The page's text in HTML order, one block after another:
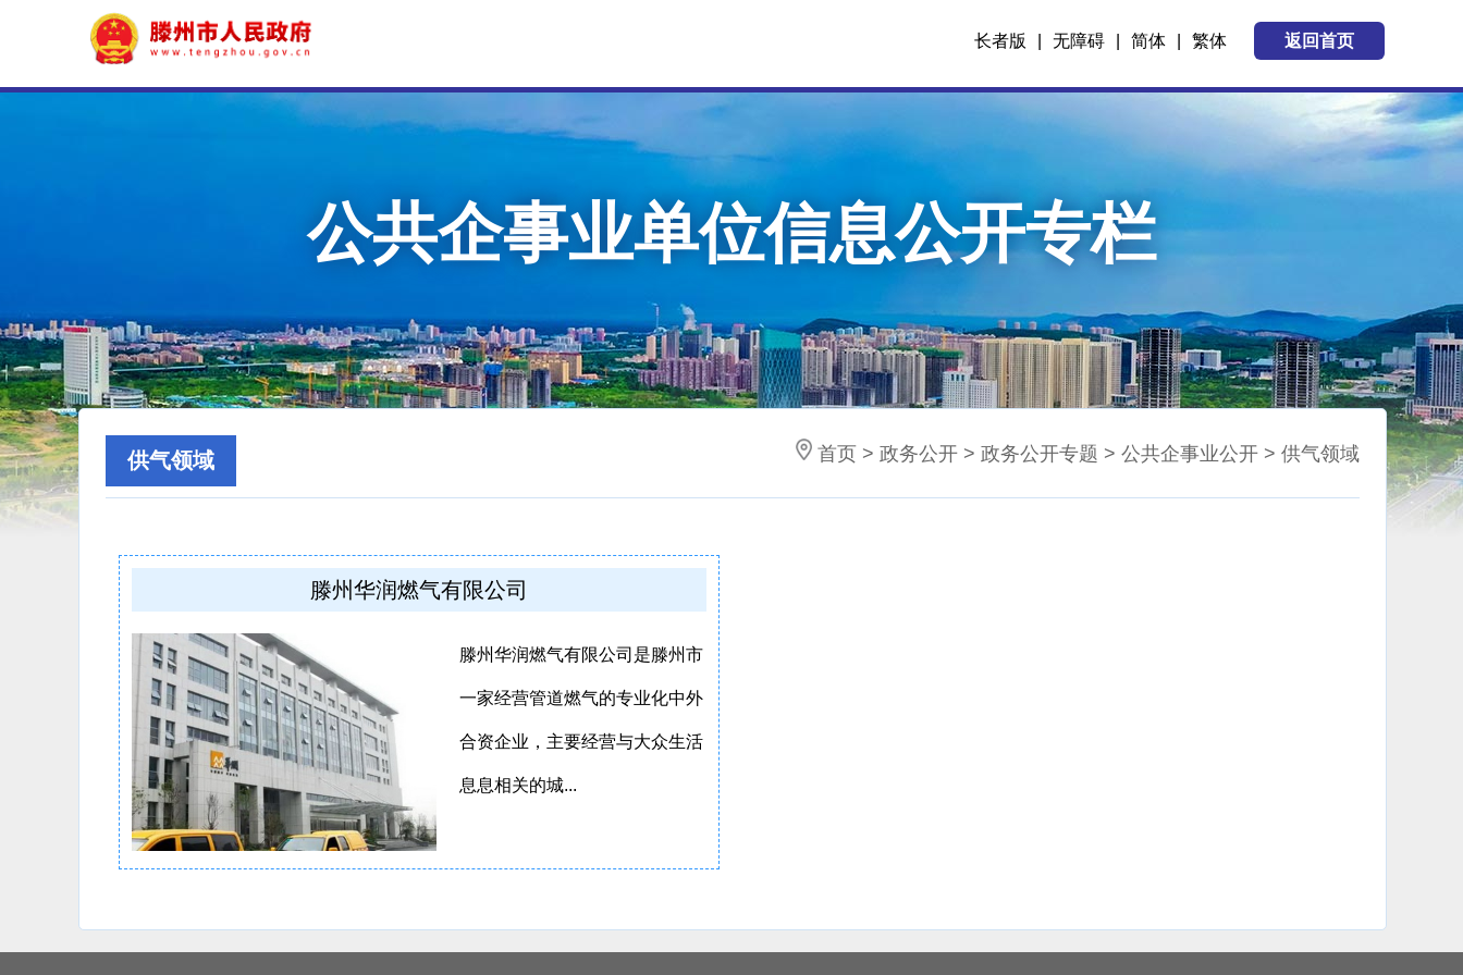
返回首页
繁体
简体
无障碍
长者版
公共企事业单位信息公开专栏
供气领域 首页 > 政务公开 > 政务公开专题 > 公共企事业公开 > 供气领域
滕州华润燃气有限公司
滕州华润燃气有限公司是滕州市
一家经营管道燃气的专业化中外
合资企业，主要经营与大众生活
息息相关的城...